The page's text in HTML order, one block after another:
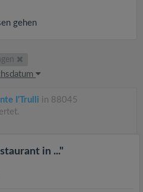
gehen
I'Trulli in 88045
in ..."